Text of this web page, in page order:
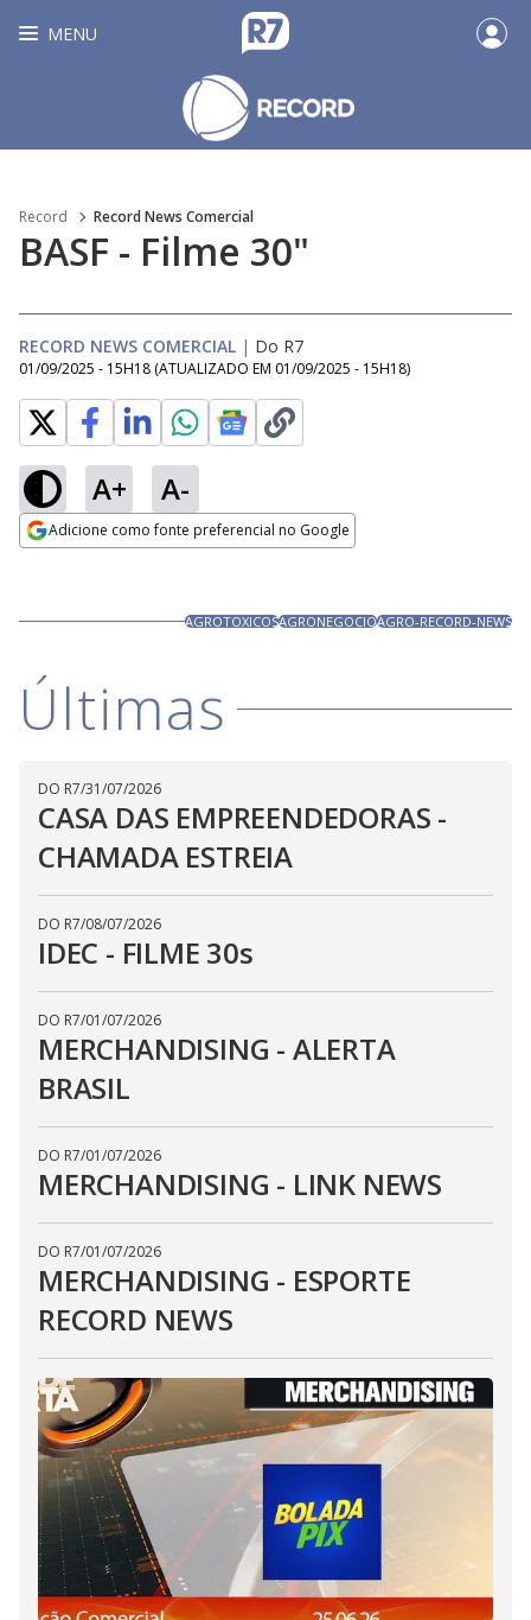
MENU
Record Record News Comercial
BASF - Filme 30"
RECORD NEWS COMERCIAL | Do R7
01/09/2025 - 15H18 (ATUALIZADO EM 01/09/2025 - 15H18)
A+ A-
Adicione como fonte preferencial no Google
Ativar
100.00%
AGROTOXICOSAGRONEGOCIOAGRO-RECORD-NEWS
Últimas
DO R7/31/07/2026
CASA DAS EMPREENDEDORAS -
CHAMADA ESTREIA
DO R7/08/07/2026
IDEC - FILME 30s
DO R7/01/07/2026
MERCHANDISING - ALERTA
BRASIL
DO R7/01/07/2026
MERCHANDISING - LINK NEWS
DO R7/01/07/2026
MERCHANDISING - ESPORTE
RECORD NEWS